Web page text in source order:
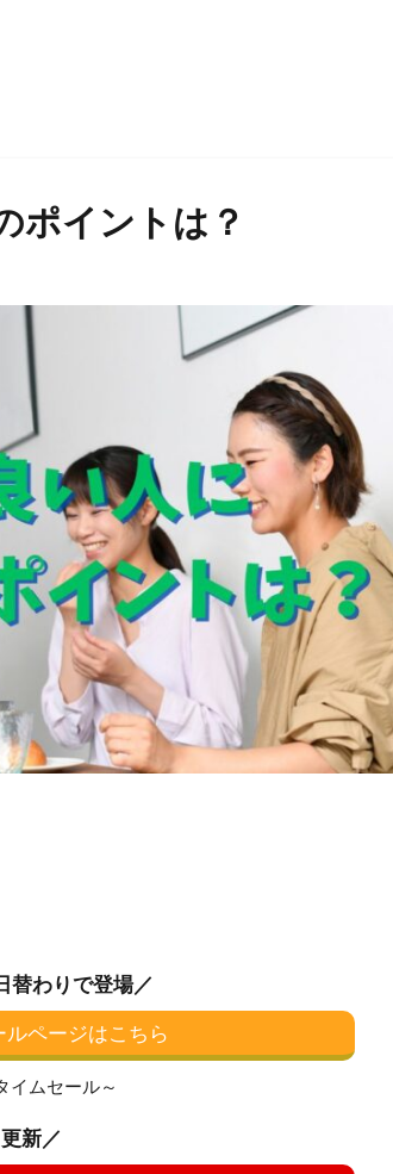
ポイントは？
替わりで登場／
ページはこちら
イムセール～
新／